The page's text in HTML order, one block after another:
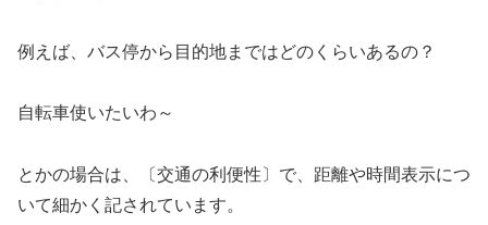
例えば、バス停から目的地まではどのくらいあるの？
自転車使いたいわ～
とかの場合は、〔交通の利便性〕で、距離や時間表示につ
いて細かく記されています。